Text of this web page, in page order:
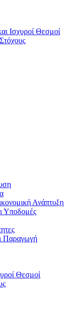
Ισχυροί Θεσμοί
Ανάπτυξη
Υποδομές
Παραγωγή
Θεσμοί